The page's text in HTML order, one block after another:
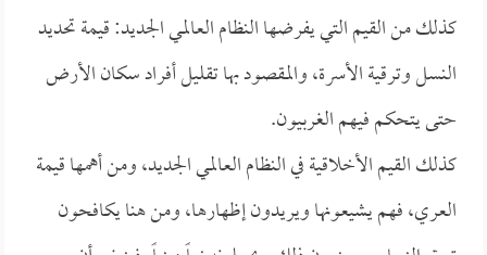
كذلك من القيم التي يفرضها النظام العالمي الجديد: قيمة تحديد
النسل وترقية الأسرة، والمقصود بها تقليل أفراد سكان الأرض
حتى يتحكم فيهم الغربيون.
كذلك القيم الأخلاقية في النظام العالمي الجديد، ومن أهمها قيمة
العري، فهم يشيعونها ويريدون إظهارها، ومن هنا يكافحون